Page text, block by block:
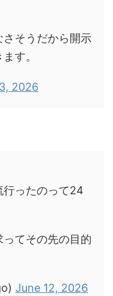
さそうだから開示
す。
2026
行ったのって24
てその先の目的
June 12, 2026